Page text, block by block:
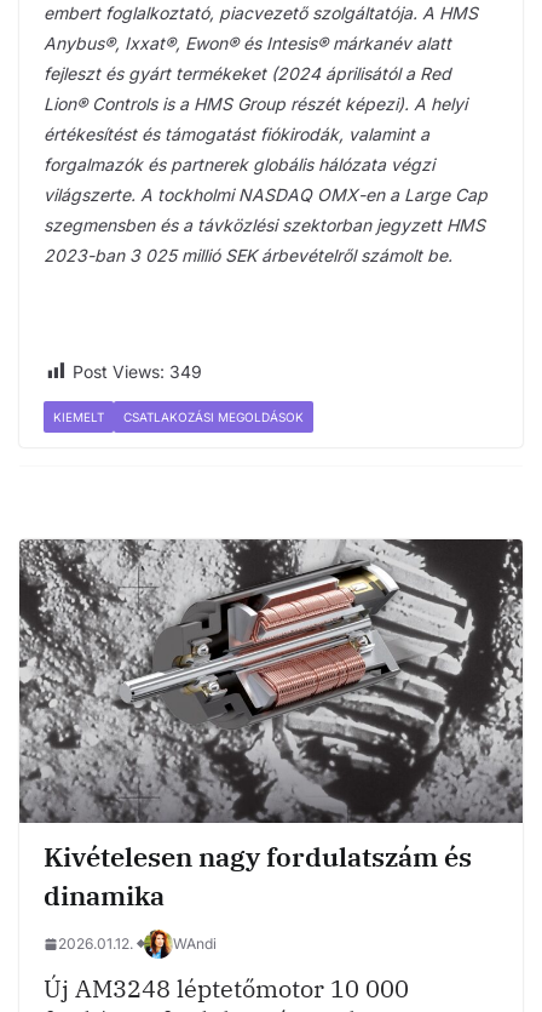
embert foglalkoztató, piacvezető szolgáltatója. A HMS
Anybus®, Ixxat®, Ewon® és Intesis® márkanév alatt
fejleszt és gyárt termékeket (2024 áprilisától a Red
Lion® Controls is a HMS Group részét képezi). A helyi
értékesítést és támogatást fiókirodák, valamint a
forgalmazók és partnerek globális hálózata végzi
világszerte. A tockholmi NASDAQ OMX-en a Large Cap
szegmensben és a távközlési szektorban jegyzett HMS
2023-ban 3 025 millió SEK árbevételről számolt be.
Post Views: 349
KIEMELT CSATLAKOZÁSI MEGOLDÁSOK
Kivételesen nagy fordulatszám és
dinamika
2026.01.12. WAndi
Új AM3248 léptetőmotor 10 000